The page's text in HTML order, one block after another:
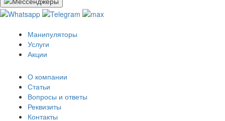
Манипуляторы
Услуги
Акции
О компании
Статьи
Вопросы и ответы
Реквизиты
Контакты